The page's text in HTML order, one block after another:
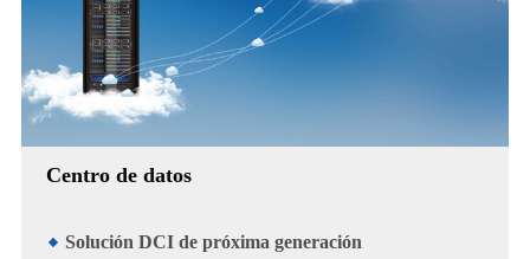
Centro de datos
Solución DCI de próxima generación